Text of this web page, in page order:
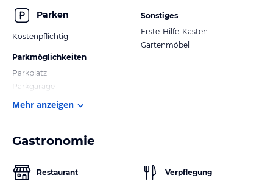
Parken
Kostenpflichtig
Parkmöglichkeiten
Parkplatz
Parkgarage
Sonstiges
Erste-Hilfe-Kasten
Gartenmöbel
Mehr anzeigen
Gastronomie
Restaurant Verpflegung